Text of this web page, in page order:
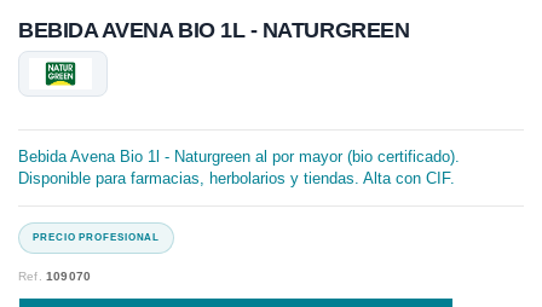
BEBIDA AVENA BIO 1L - NATURGREEN
Bebida Avena Bio 1l - Naturgreen al por mayor (bio certificado).
Disponible para farmacias, herbolarios y tiendas. Alta con CIF.
Ref.109070